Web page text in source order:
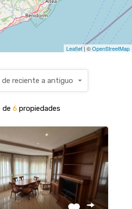
Leaflet| ©OpenStreetMap
de 6 propiedades
reciente a antiguo